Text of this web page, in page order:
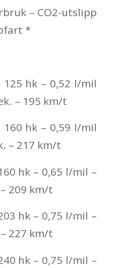
– CO2-utslipp
*
125 hk – 0,52 l/mil
– 195 km/t
160 hk – 0,59 l/mil
– 217 km/t
hk – 0,65 l/mil –
209 km/t
hk – 0,75 l/mil –
227 km/t
hk – 0,75 l/mil –